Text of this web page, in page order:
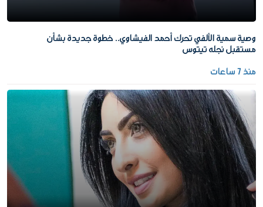
وصية سمية الألفي تحرك أحمد الفيشاوي.. خطوة جديدة بشأن
مستقبل نجله تيتوس
منذ 7 ساعات